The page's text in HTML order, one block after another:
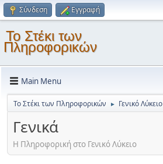
Σύνδεση Εγγραφή
Το Στέκι των
Πληροφορικών
Main Menu
Το Στέκι των Πληροφορικών ► Γενικό Λύκειο
Γενικά
Η Πληροφορική στο Γενικό Λύκειο